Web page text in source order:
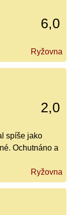
6,0
Ryžovna
2,0
spíše jako
Ochutnáno a
Ryžovna